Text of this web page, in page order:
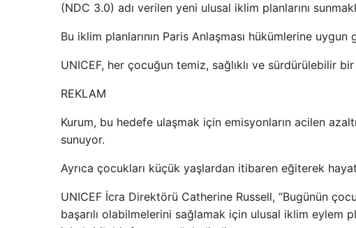
(NDC 3.0) adı verilen yeni ulusal iklim planlarını
Bu iklim planlarının Paris Anlaşması hükümlerine
UNICEF, her çocuğun temiz, sağlıklı ve sürdürülebilir
REKLAM
Kurum, bu hedefe ulaşmak için emisyonların acilen
sunuyor.
Ayrıca çocukları küçük yaşlardan itibaren eğiterek
UNICEF İcra Direktörü Catherine Russell, “Bugünün
başarılı olabilmelerini sağlamak için ulusal iklim eylem